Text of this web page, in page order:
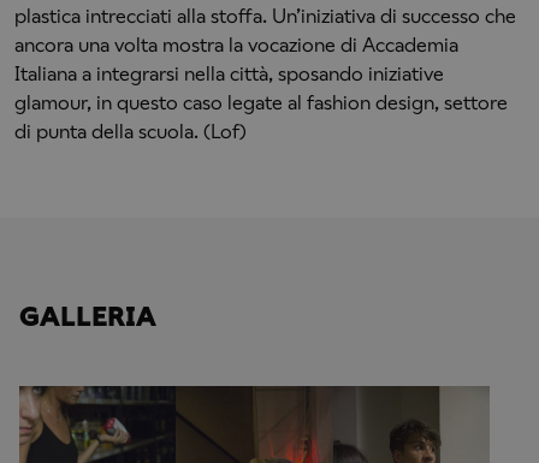
plastica intrecciati alla stoffa. Un’iniziativa di successo che
ancora una volta mostra la vocazione di Accademia
Italiana a integrarsi nella città, sposando iniziative
glamour, in questo caso legate al fashion design, settore
di punta della scuola. (Lof)
GALLERIA